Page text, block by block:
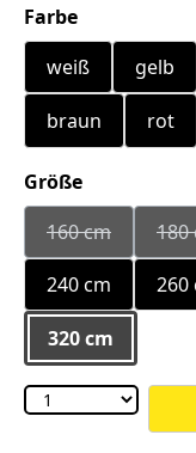
Farbeauswählen
weiß
gelb
braun rot
Größeauswählen
160 cm(Diese Option
180
240 cm
260
320 cm